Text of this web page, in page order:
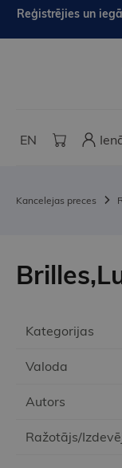
Reģistrējies un
EN
Kancelejas preces
Kategorijas
Valoda
Autors
Ražotājs/